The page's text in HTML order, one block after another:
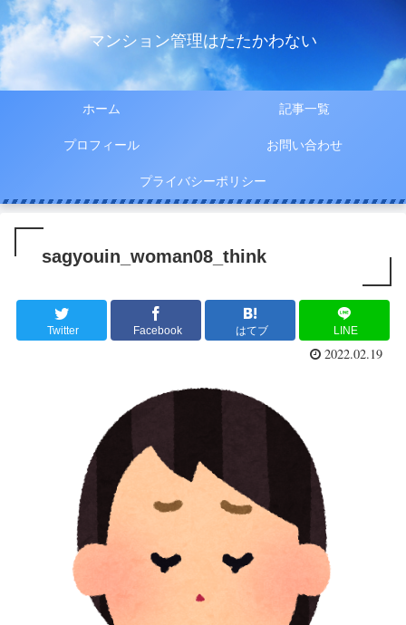
マンション管理はたたかわない
ホーム 記事一覧
プロフィール お問い合わせ
プライバシーポリシー
sagyouin_woman08_think
Twitter Facebook はてブ LINE
2022.02.19